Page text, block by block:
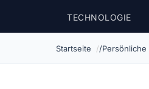
TECHNOLOGIE
Startseite